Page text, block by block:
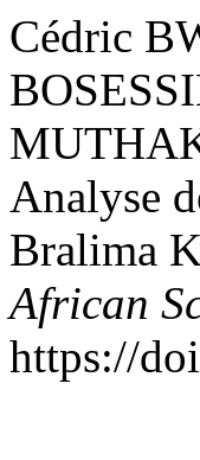
Cédric
Analyse
Bralima
African
https://